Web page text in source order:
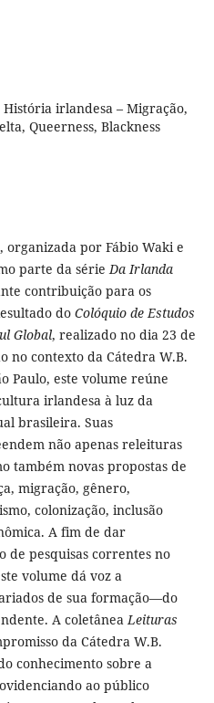
irlandesa – Migração,
Queerness, Blackness
, organizada por Fábio Waki e
parte da sérieDa Irlanda
contribuição para os
do Colóquio de Estudos
Global, realizado no dia 23 de
no contexto da Cátedra W.B.
Paulo, este volume reúne
irlandesa à luz da
brasileira. Suas
não apenas releituras
também novas propostas de
migração, gênero,
colonização, inclusão
A fim de dar
de pesquisas correntes no
volume dá voz a
de sua formação—do
A coletâneaLeituras
da Cátedra W.B.
conhecimento sobre a
ao público